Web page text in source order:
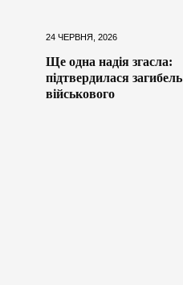
24 ЧЕРВНЯ, 2026
Ще одна надія згасла:
підтвердилася загибель
військового